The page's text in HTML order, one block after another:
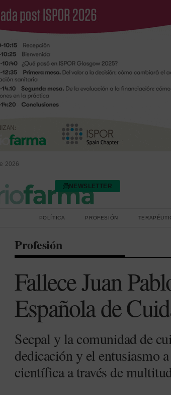
2026
NEWSLETTER
POLÍTICA PROFESIÓN
Profesión
Fallece Juan
Española de
Secpal y la comunidad de
dedicación y el entusiasmo
científica a través de